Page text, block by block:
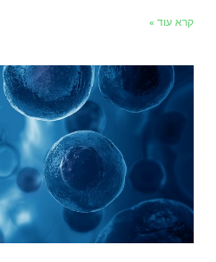
קרא עוד »